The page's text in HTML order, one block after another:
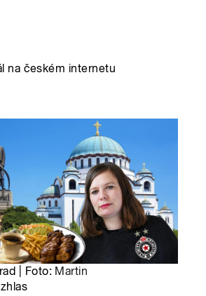
na českém internetu
| Foto: Martin